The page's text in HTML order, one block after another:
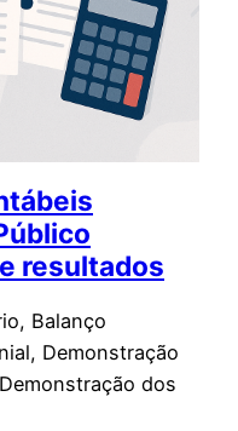
resultados
Balanço
Demonstração
dos